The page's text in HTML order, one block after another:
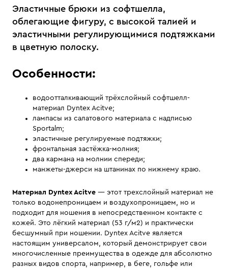
Эластичные брюки из софтшелла,
облегающие фигуру, с высокой талией и
эластичными регулирующимися подтяжками
в цветную полоску.
Особенности:
водоотталкивающий трёхслойный софтшелл-
материал Dyntex Acitve;
лампасы из салатового материала с надписью
Sportalm;
эластичные регулируемые подтяжки;
фронтальная застёжка-молния;
два кармана на молнии спереди;
манжеты-джерси на штанинах по нижнему краю.
Материал Dyntex Acitve — этот трехслойный материал не
только водонепроницаем и воздухопроницаем, но и
подходит для ношения в непосредственном контакте с
кожей. Это лёгкий материал (53 г/м2) и практически
бесшумный при ношении. Dyntex Acitve является
настоящим универсалом, который демонстрирует свои
многочисленные преимущества в одежде для абсолютно
разных видов спорта, например, в беге, гольфе или